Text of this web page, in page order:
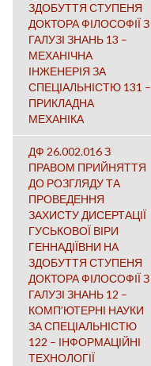
ЗДОБУТТЯ СТУПЕНЯ
ДОКТОРА ФІЛОСОФІЇ З
ГАЛУЗІ ЗНАНЬ 13 –
МЕХАНІЧНА
ІНЖЕНЕРІЯ ЗА
СПЕЦІАЛЬНІСТЮ 131 –
ПРИКЛАДНА
МЕХАНІКА
ДФ 26.002.016 З
ПРАВОМ ПРИЙНЯТТЯ
ДО РОЗГЛЯДУ ТА
ПРОВЕДЕННЯ
ЗАХИСТУ ДИСЕРТАЦІЇ
ГУСЬКОВОЇ ВІРИ
ГЕННАДІЇВНИ НА
ЗДОБУТТЯ СТУПЕНЯ
ДОКТОРА ФІЛОСОФІЇ З
ГАЛУЗІ ЗНАНЬ 12 –
КОМП’ЮТЕРНІ НАУКИ
ЗА СПЕЦІАЛЬНІСТЮ
122 – ІНФОРМАЦІЙНІ
ТЕХНОЛОГІЇ